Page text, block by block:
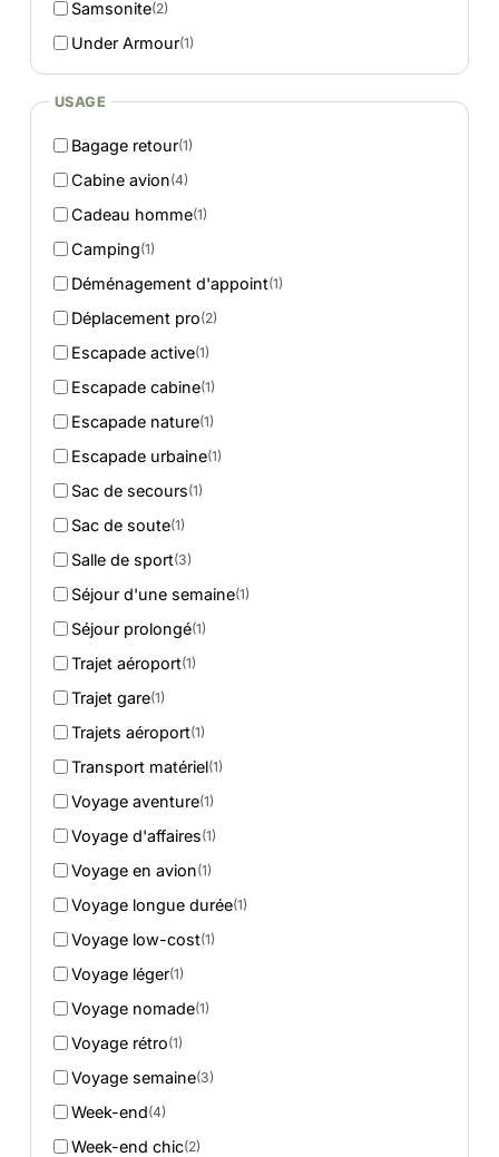
Samsonite(2)
Under Armour(1)
USAGE
Bagage retour(1)
Cabine avion(4)
Cadeau homme(1)
Camping(1)
Déménagement d'appoint(1)
Déplacement pro(2)
Escapade active(1)
Escapade cabine(1)
Escapade nature(1)
Escapade urbaine(1)
Sac de secours(1)
Sac de soute(1)
Salle de sport(3)
Séjour d'une semaine(1)
Séjour prolongé(1)
Trajet aéroport(1)
Trajet gare(1)
Trajets aéroport(1)
Transport matériel(1)
Voyage aventure(1)
Voyage d'affaires(1)
Voyage en avion(1)
Voyage longue durée(1)
Voyage low-cost(1)
Voyage léger(1)
Voyage nomade(1)
Voyage rétro(1)
Voyage semaine(3)
Week-end(4)
Week-end chic(2)